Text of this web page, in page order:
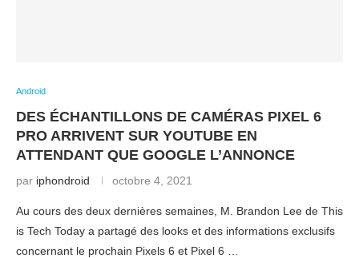
Android
DES ÉCHANTILLONS DE CAMÉRAS PIXEL 6
PRO ARRIVENT SUR YOUTUBE EN
ATTENDANT QUE GOOGLE L’ANNONCE
par iphondroid octobre 4, 2021
Au cours des deux dernières semaines, M. Brandon Lee de This
is Tech Today a partagé des looks et des informations exclusifs
concernant le prochain Pixels 6 et Pixel 6 …